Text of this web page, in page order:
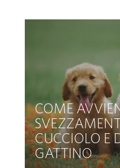
COME
CUCCIOLO E
GATTINO